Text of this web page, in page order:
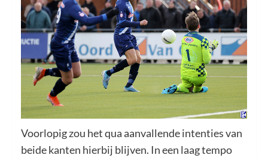
Voorlopig zou het qua aanvallende intenties van
beide kanten hierbij blijven. In een laag tempo